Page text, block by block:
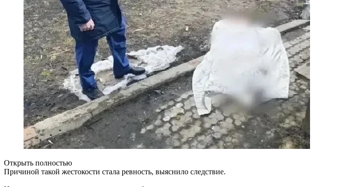
Открыть полностью
Причиной такой жестокости стала ревность, выяснило следствие.